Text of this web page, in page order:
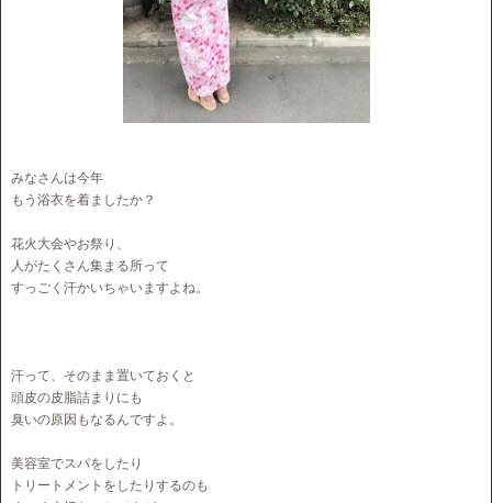
みなさんは今年
もう浴衣を着ましたか？
花火大会やお祭り、
人がたくさん集まる所って
すっごく汗かいちゃいますよね。
汗って、そのまま置いておくと
頭皮の皮脂詰まりにも
臭いの原因もなるんですよ。
美容室でスパをしたり
トリートメントをしたりするのも